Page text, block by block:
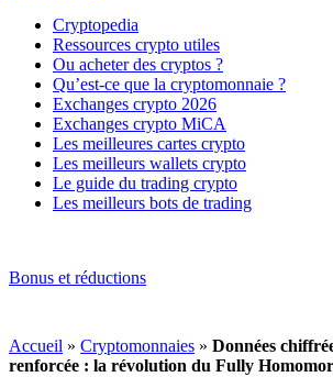
Cryptopedia
Ressources crypto utiles
Ou acheter des cryptos ?
Qu’est-ce que la cryptomonnaie ?
Exchanges crypto 2026
Exchanges crypto MiCA
Les meilleures cartes crypto
Les meilleurs wallets crypto
Le guide du trading crypto
Les meilleurs bots de trading
Bonus et réductions
Accueil » Cryptomonnaies » Données
renforcée : la révolution du Fully